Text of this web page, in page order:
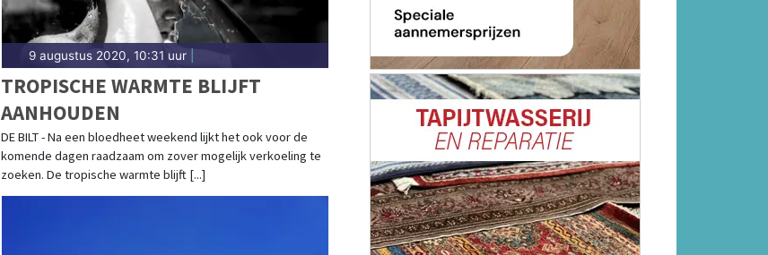
9 augustus 2020, 10:31 uur|
TROPISCHE WARMTE BLIJFT
AANHOUDEN
DE BILT - Na een bloedheet weekend lijkt het ook voor de
komende dagen raadzaam om zover mogelijk verkoeling te
zoeken. De tropische warmte blijft [...]